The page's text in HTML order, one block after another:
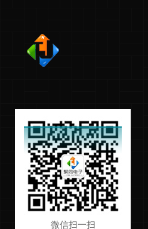
微信扫一扫